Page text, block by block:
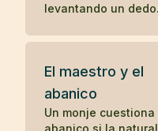
levantando un
enseñanza radical
El maestro y el
abanico
Un monje
abanico si la